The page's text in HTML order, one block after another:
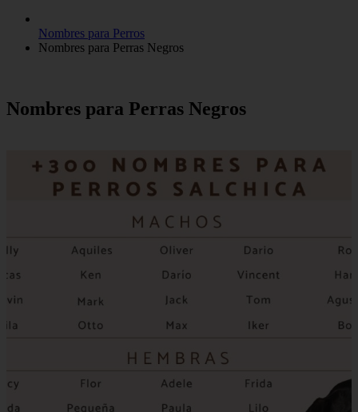
Nombres para Perros
Nombres para Perras Negros
Nombres para Perras Negros